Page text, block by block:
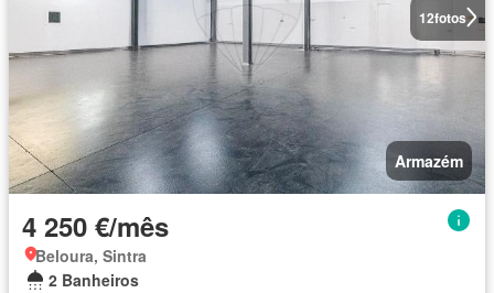
12fotos
Armazém
4 250 €/mês
Beloura, Sintra
2 Banheiros